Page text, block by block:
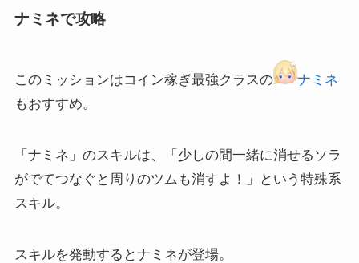
ナミネで攻略
このミッションはコイン稼ぎ最強クラスの
ナミネ
もおすすめ。
「ナミネ」のスキルは、「少しの間一緒に消せるソラ
がでてつなぐと周りのツムも消すよ！」という特殊系
スキル。
スキルを発動するとナミネが登場。